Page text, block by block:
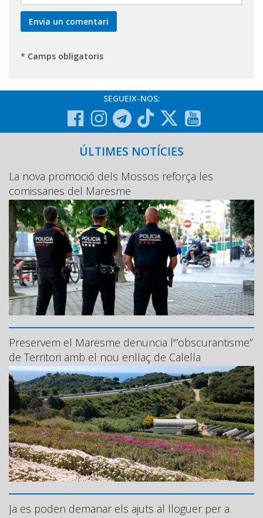
* Camps obligatoris
SEGUEIX-NOS:
ÚLTIMES NOTÍCIES
La nova promoció dels Mossos reforça les
comissaries del Maresme
Preservem el Maresme denuncia l'”obscurantisme”
de Territori amb el nou enllaç de Calella
Ja es poden demanar els ajuts al lloguer per a